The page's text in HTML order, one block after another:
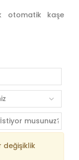
otomatik kaşe
değişiklik